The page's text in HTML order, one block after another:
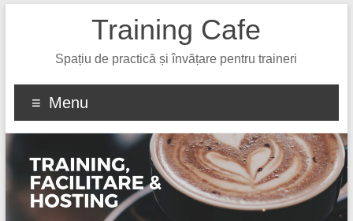
Training Cafe
Spațiu de practică și învățare pentru traineri
Menu